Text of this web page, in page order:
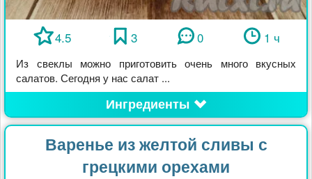
4.5 3 0 1 ч
Из свеклы можно приготовить очень много вкусных
салатов. Сегодня у нас салат ...
Ингредиенты
Варенье из желтой сливы с
грецкими орехами